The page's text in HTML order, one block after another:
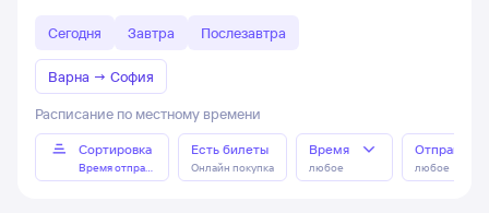
Сегодня Завтра Послезавтра
Варна → София
Расписание по местному времени
Сортировка
Время отправления
Есть билеты
Онлайн покупка
Время
любое любое